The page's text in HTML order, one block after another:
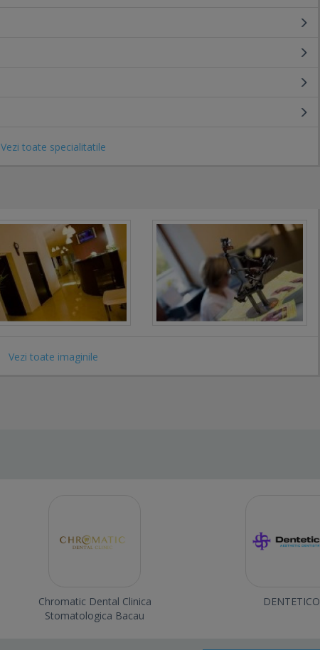
Vezi toate specialitatile
Vezi toate imaginile
Chromatic Dental Clinica
Stomatologica Bacau
DENTETICO